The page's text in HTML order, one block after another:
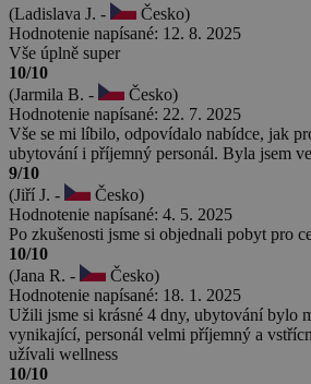
(Ladislava J. -
Česko)
Hodnotenie napísané: 12. 8. 2025
Vše úplně super
10/10
(Jarmila B. -
Česko)
Hodnotenie napísané: 22. 7. 2025
Vše se mi líbilo, odpovídalo nabídce, jak
ubytování i příjemný personál. Byla jsem
9/10
(Jiří J. -
Česko)
Hodnotenie napísané: 4. 5. 2025
Po zkušenosti jsme si objednali pobyt pro
10/10
(Jana R. -
Česko)
Hodnotenie napísané: 18. 1. 2025
Užili jsme si krásné 4 dny, ubytování bylo
vynikající, personál velmi příjemný a
užívali wellness
10/10